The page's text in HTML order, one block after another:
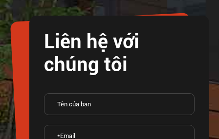
Liên hệ với
chúng tôi